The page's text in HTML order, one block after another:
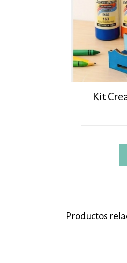
Kit
Productos